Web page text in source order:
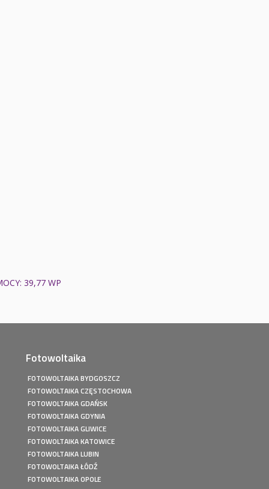
39,77 WP
Fotowoltaika
FOTOWOLTAIKA BYDGOSZCZ
FOTOWOLTAIKA CZĘSTOCHOWA
FOTOWOLTAIKA GDAŃSK
FOTOWOLTAIKA GDYNIA
FOTOWOLTAIKA GLIWICE
FOTOWOLTAIKA KATOWICE
FOTOWOLTAIKA LUBIN
FOTOWOLTAIKA ŁÓDŹ
FOTOWOLTAIKA OPOLE